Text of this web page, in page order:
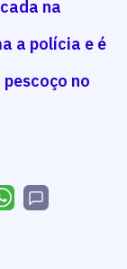
na
a polícia e é
no